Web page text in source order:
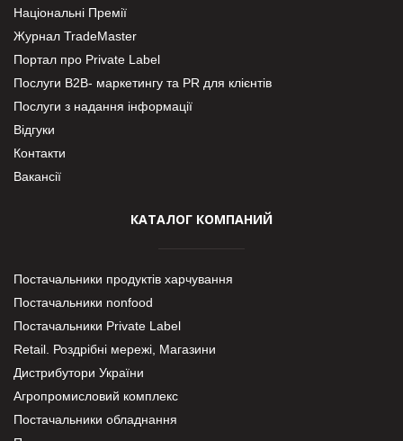
Національні Премії
Журнал TradeMaster
Портал про Private Label
Послуги В2В- маркетингу та PR для клієнтів
Послуги з надання інформації
Відгуки
Контакти
Вакансії
КАТАЛОГ КОМПАНИЙ
Постачальники продуктів харчування
Постачальники nonfood
Постачальники Private Label
Retail. Роздрібні мережі, Магазини
Дистрибутори України
Агропромисловий комплекс
Постачальники обладнання